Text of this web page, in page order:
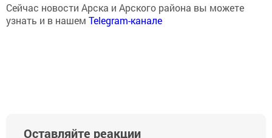
Сейчас новости Арска и Арского района вы можете
узнать и в нашем Telegram-канале
Оставляйте реакции